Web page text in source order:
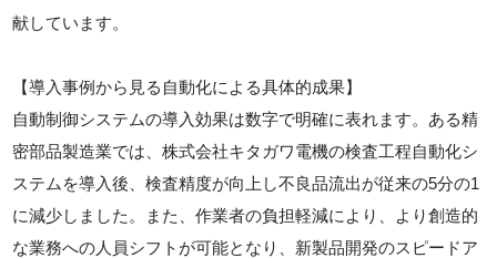
献しています。
【導入事例から見る自動化による具体的成果】
自動制御システムの導入効果は数字で明確に表れます。ある精
密部品製造業では、株式会社キタガワ電機の検査工程自動化シ
ステムを導入後、検査精度が向上し不良品流出が従来の5分の1
に減少しました。また、作業者の負担軽減により、より創造的
な業務への人員シフトが可能となり、新製品開発のスピードア